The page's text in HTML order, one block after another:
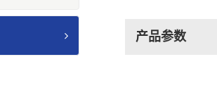
产品参数